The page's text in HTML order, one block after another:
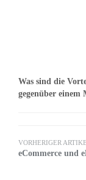
Was sind die
gegenüber einem
VORHERIGER
eCommerce und